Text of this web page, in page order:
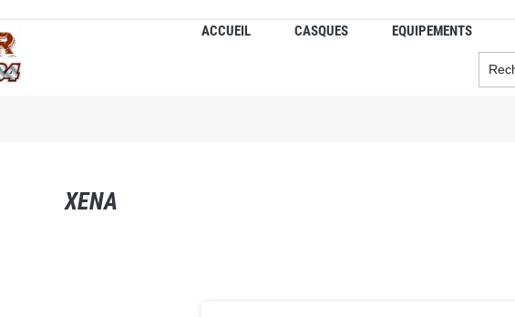
ACCUEIL CASQUES EQUIPEMENTS
XENA